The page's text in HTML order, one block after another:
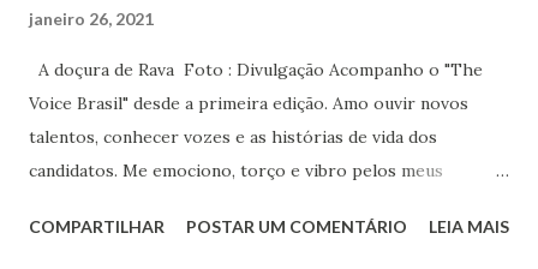
janeiro 26, 2021
A doçura de Rava Foto : Divulgação Acompanho o "The
Voice Brasil" desde a primeira edição. Amo ouvir novos
talentos, conhecer vozes e as histórias de vida dos
candidatos. Me emociono, torço e vibro pelos meus
participantes tinham me chamado a atenção. Porém quando
COMPARTILHAR POSTAR UM COMENTÁRIO LEIA MAIS